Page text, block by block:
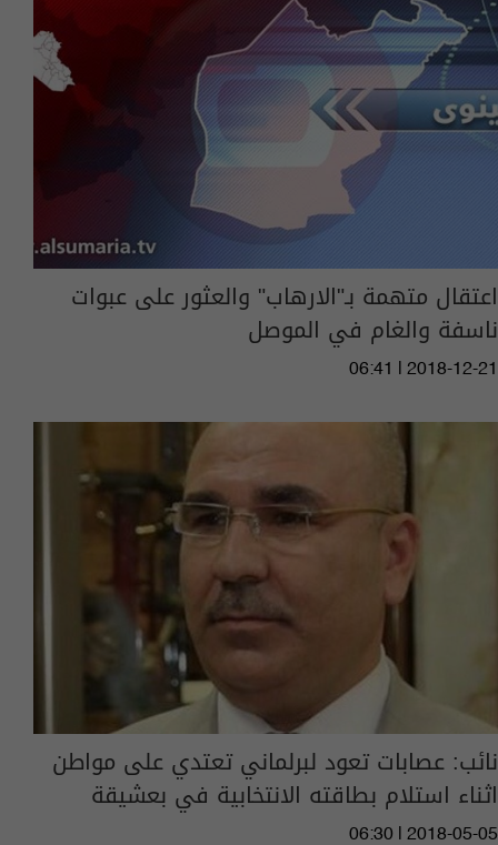
اعتقال متهمة بـ"الارهاب" والعثور على عبوات
ناسفة والغام في الموصل
06:41 | 2018-12-21
نائب: عصابات تعود لبرلماني تعتدي على مواطن
اثناء استلام بطاقته الانتخابية في بعشيقة
06:30 | 2018-05-05